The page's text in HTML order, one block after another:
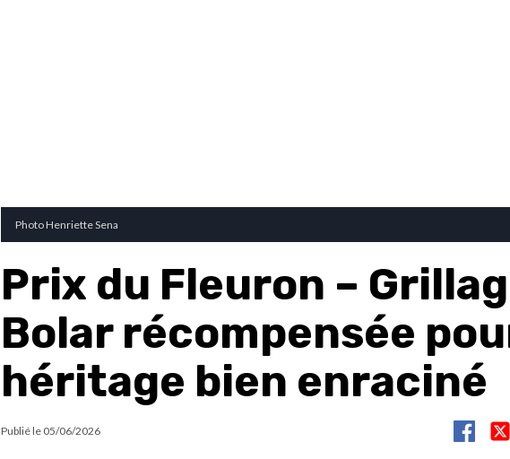
Photo Henriette Sena
Prix du Fleuron –
Bolar récompensée
héritage bien enraciné
Publié le 05/06/2026